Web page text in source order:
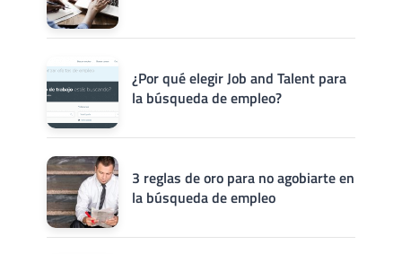
¿Por qué elegir Job and Talent para
la búsqueda de empleo?
3 reglas de oro para no agobiarte en
la búsqueda de empleo